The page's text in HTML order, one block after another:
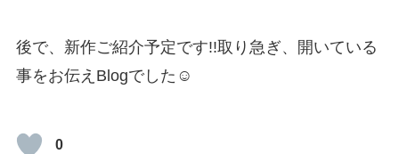
後で、新作ご紹介予定です!!取り急ぎ、開いている
事をお伝えBlogでした☺
0